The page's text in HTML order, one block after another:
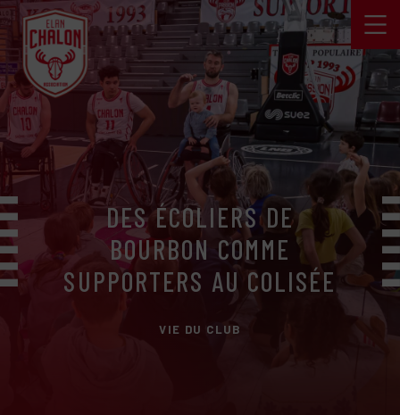
DES ÉCOLIERS DE
BOURBON COMME
SUPPORTERS AU COLISÉE
VIE DU CLUB